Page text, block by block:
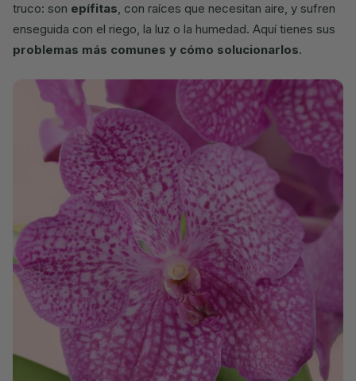
truco: son epífitas, con raíces que necesitan aire, y sufren
enseguida con el riego, la luz o la humedad. Aquí tienes sus
problemas más comunes y cómo solucionarlos.